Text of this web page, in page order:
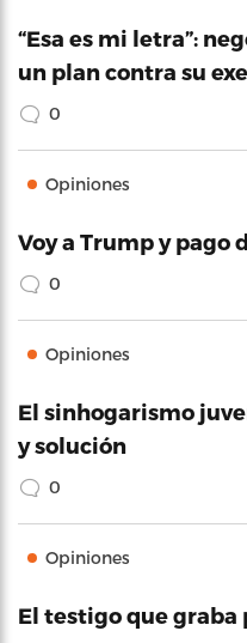
“Esa es mi letra”:
un plan contra su
0
Opiniones
Voy a Trump y pago
0
Opiniones
El sinhogarismo
y solución
0
Opiniones
El testigo que graba